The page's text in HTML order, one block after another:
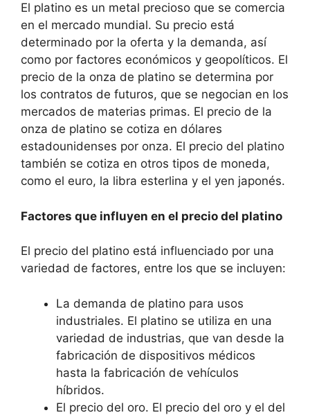
El platino es un metal precioso que se comercia
en el mercado mundial. Su precio está
determinado por la oferta y la demanda, así
como por factores económicos y geopolíticos. El
precio de la onza de platino se determina por
los contratos de futuros, que se negocian en los
mercados de materias primas. El precio de la
onza de platino se cotiza en dólares
estadounidenses por onza. El precio del platino
también se cotiza en otros tipos de moneda,
como el euro, la libra esterlina y el yen japonés.
Factores que influyen en el precio del platino
El precio del platino está influenciado por una
variedad de factores, entre los que se incluyen:
La demanda de platino para usos
industriales. El platino se utiliza en una
variedad de industrias, que van desde la
fabricación de dispositivos médicos
hasta la fabricación de vehículos
híbridos.
El precio del oro. El precio del oro y el del